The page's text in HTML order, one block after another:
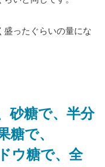
盛ったぐらいの量にな
砂糖で、半分
糖で、
ウ糖で、全